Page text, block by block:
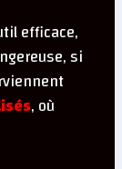
efficace,
si
, où